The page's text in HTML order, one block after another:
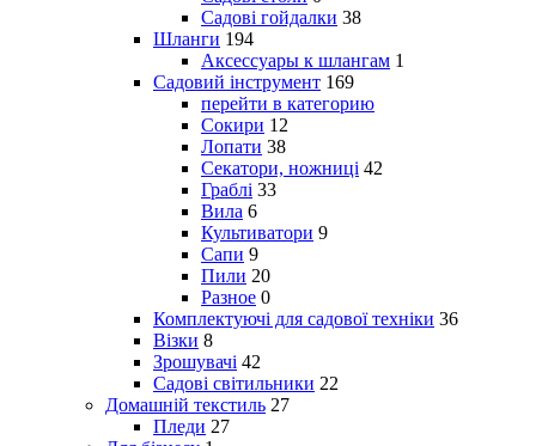
Садові гойдалки 38
Шланги 194
Аксессуары к шлангам 1
Садовий інструмент 169
перейти в категорию
Сокири 12
Лопати 38
Секатори, ножниці 42
Граблі 33
Вила 6
Культиватори 9
Сапи 9
Пили 20
Разное 0
Комплектуючі для садової техніки 36
Візки 8
Зрошувачі 42
Садові світильники 22
Домашній текстиль 27
Пледи 27